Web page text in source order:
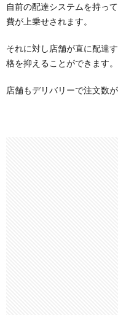
自前の配達システムを持っ
費が上乗せされます。
それに対し店舗が直に配達
格を抑えることができます。
店舗もデリバリーで注文数